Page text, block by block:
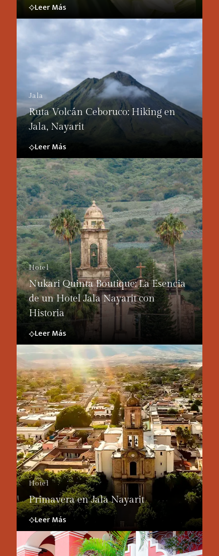
Leer Más
Jala
Ruta Volcán Ceboruco: Hiking en
Jala, Nayarit
Leer Más
Hotel
Nukari Quinta Boutique: La Esencia
de un Hotel Jala Nayarit con
Historia
Leer Más
Hotel
Primavera en Jala Nayarit
Leer Más